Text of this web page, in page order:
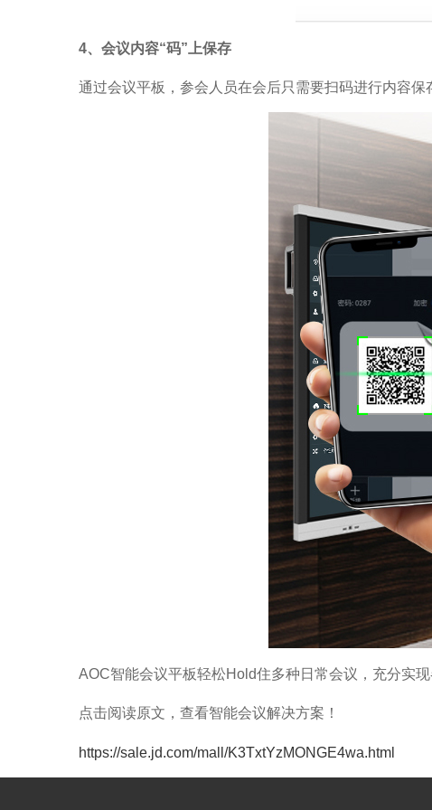
4、会议内容“码”上保存
通过会议平板，参会人员在会后只需要扫码进行内容
AOC智能会议平板轻松Hold住多种日常会议，充分实
点击阅读原文，查看智能会议解决方案！
https://sale.jd.com/mall/K3TxtYzMONGE4wa.html